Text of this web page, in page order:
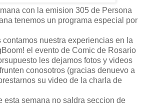
con la emision 305 de Persona
tenemos un programa especial por
contamos nuestra experiencias en la
el evento de Comic de Rosario
les dejamos fotos y videos
conosotros (gracias denuevo a
su video de la charla de
esta semana no saldra seccion de